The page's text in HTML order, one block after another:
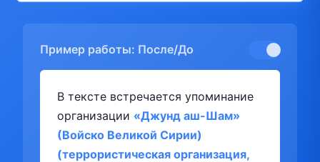
Пример работы: После/До
В тексте встречается упоминание
организации «Джунд аш-Шам»
(Войско Великой Сирии)
(террористическая организация,